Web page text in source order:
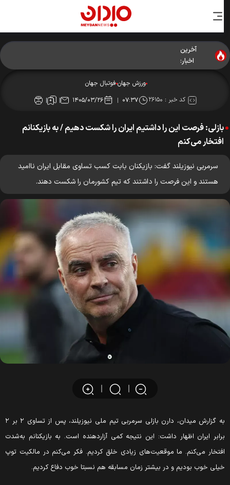
آخرین
اخبار:
چرخش بزرگ در پرونده رودری؛ بارسلونا جای رئال را گرفت؟
ورزش جهانفوتبال جهان
کد خبر : ۲۶۱۵۰ ۰۷:۳۷ ۱۴۰۵/۰۳/۲۶
بازلی: فرصت این را داشتیم ایران را شکست دهیم / به بازیکنانم
افتخار می‌کنم
سرمربی نیوزیلند گفت: بازیکنان بابت کسب تساوی مقابل ایران ناامید
هستند و این فرصت را داشتند که تیم کشورمان را شکست دهند.
به گزارش میدان، دارن بازلی سرمربی تیم ملی نیوزیلند، پس از تساوی ۲ بر ۲
ایران اظهار داشت: این نتیجه کمی آزاردهنده است. به بازیکنانم به‌شدت
می‌کنم. ما موقعیت‌های زیادی خلق کردیم. فکر می‌کنم در مالکیت توپ
خوب بودیم و در بیشتر زمان مسابقه هم نسبتا خوب دفاع کردیم.